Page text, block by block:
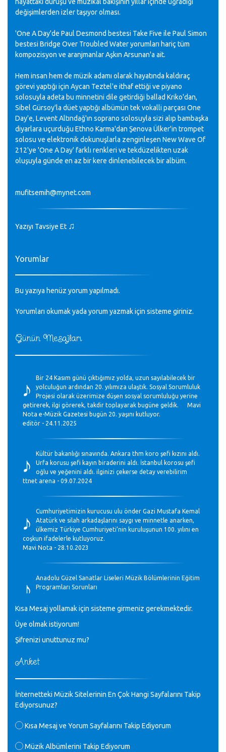
Günün Mesajları
♪
Bir 24 Kasım günü çıktığımız yolda, uzun sayılabilecek bir
yolculuğun ardından 20. yılımıza ulaştık. Sosyal Sorumluluk
Projesi olarak üzerimize düşen sosyal sorumluluğu yerine
getirerek, ilgi görerek, takdir toplayarak bugüne geldik. Mavi
Nota e-Müzik Gazetesi bugün 20. yaşını kutluyor.
editör - 24.11.2025
♪
Kültür bakanlığı sınavında. Ankara thm koro şefi kızını aldı.
Urfa korusu şefi kayın biraderini aldı. İstanbul korosu şefi
oğlu ve yeğenini aldı. ilginizi çekerse detay verebilirim
ttnet arena - 09.07.2024
♪
Cumhuriyetimizin kurucusu ulu önder Gazi Mustafa Kemal
Atatürk ve silah arkadaşlarını saygı ve minnetle anarken,
ülkemiz Türkiye Cumhuriyeti’nin kuruluşunun 100. yılını en
coşkun ifadelerle kutluyoruz.
Mavi Nota - 28.10.2023
♪
Anadolu Güzel Sanatlar Liseleri Müzik Bölümlerinin Eğitim
Programları Sorunları
♪
GEÇMİŞ OLSUN TÜRKİYE!
♪
30 yıl sonra karşılaşmak çok güzel Kurtuluş, teveccüh
M.Semih Baylan - 08.01.2023
♪
Değerli Müfit hocama en içten sevgi saygılarımı iletin
görülmüştüm evde yıllar sonra plaketi buldum hadi bir
Kısa Mesaj yollamak için sisteme girmeniz gerekmektedir.
Üye olmak istiyorum!
Şifrenizi unuttunuz mu?
Anket
İnternetteki Müzik Sitelerinin En Çok Hangi Sayfalarını Takip
Ediyorsunuz?
Kısa Mesaj ve Yorum Sayfalarını Takip Ediyorum
Müzik Albümlerini Takip Ediyorum
değişimlerden izler taşıyor olması.
'One A Day'de Paul Desmond bestesi Take Five ile Paul Simon
bestesi Bridge Over Troubled Water yorumları hariç tüm
kompozisyon ve aranjmanlar Aşkın Arsunan'a ait.
Hem insan hem de müzik adamı olarak hayatında kaldıraç
görevi yaptığı için Aycan Teztel'e ithaf ettiği ve piyano
solosuyla adeta bu minnetini dile getirdiği ballad Kriko'dan,
Sibel Gürsoy'la düet yaptığı albümün tek vokalli parçası One
Day'e, Levent Altındağ'ın soprano solosuyla sizi alıp bambaşka
diyarlara uçurduğu Ethno Karma'dan Şenova Ülker'in trompet
solosu ve elektronik dokunuşlarla zenginleşen New Wave Of
212'ye 'One A Day' farklı renkleri ve tekdüzelikten uzak
oluşuyla günde en az bir kere dinlenebilecek bir albüm.
mufitsemih@mynet.com
Yazıyı Tavsiye Et ♫
Yorumlar
Bu yazıya henüz yorum yapılmadı.
Yorumları okumak yada yorum yazmak için sisteme giriniz.